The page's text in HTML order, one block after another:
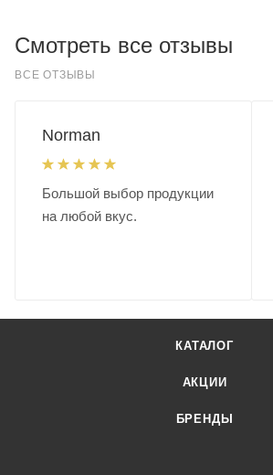
Смотреть все отзывы
ВСЕ ОТЗЫВЫ
Norman
Большой выбор продукции
на любой вкус.
КАТАЛОГ
АКЦИИ
БРЕНДЫ